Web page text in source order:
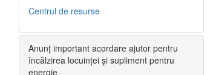
Centrul de resurse
Anunț important acordare ajutor pentru
încălzirea locuinței și supliment pentru
energie